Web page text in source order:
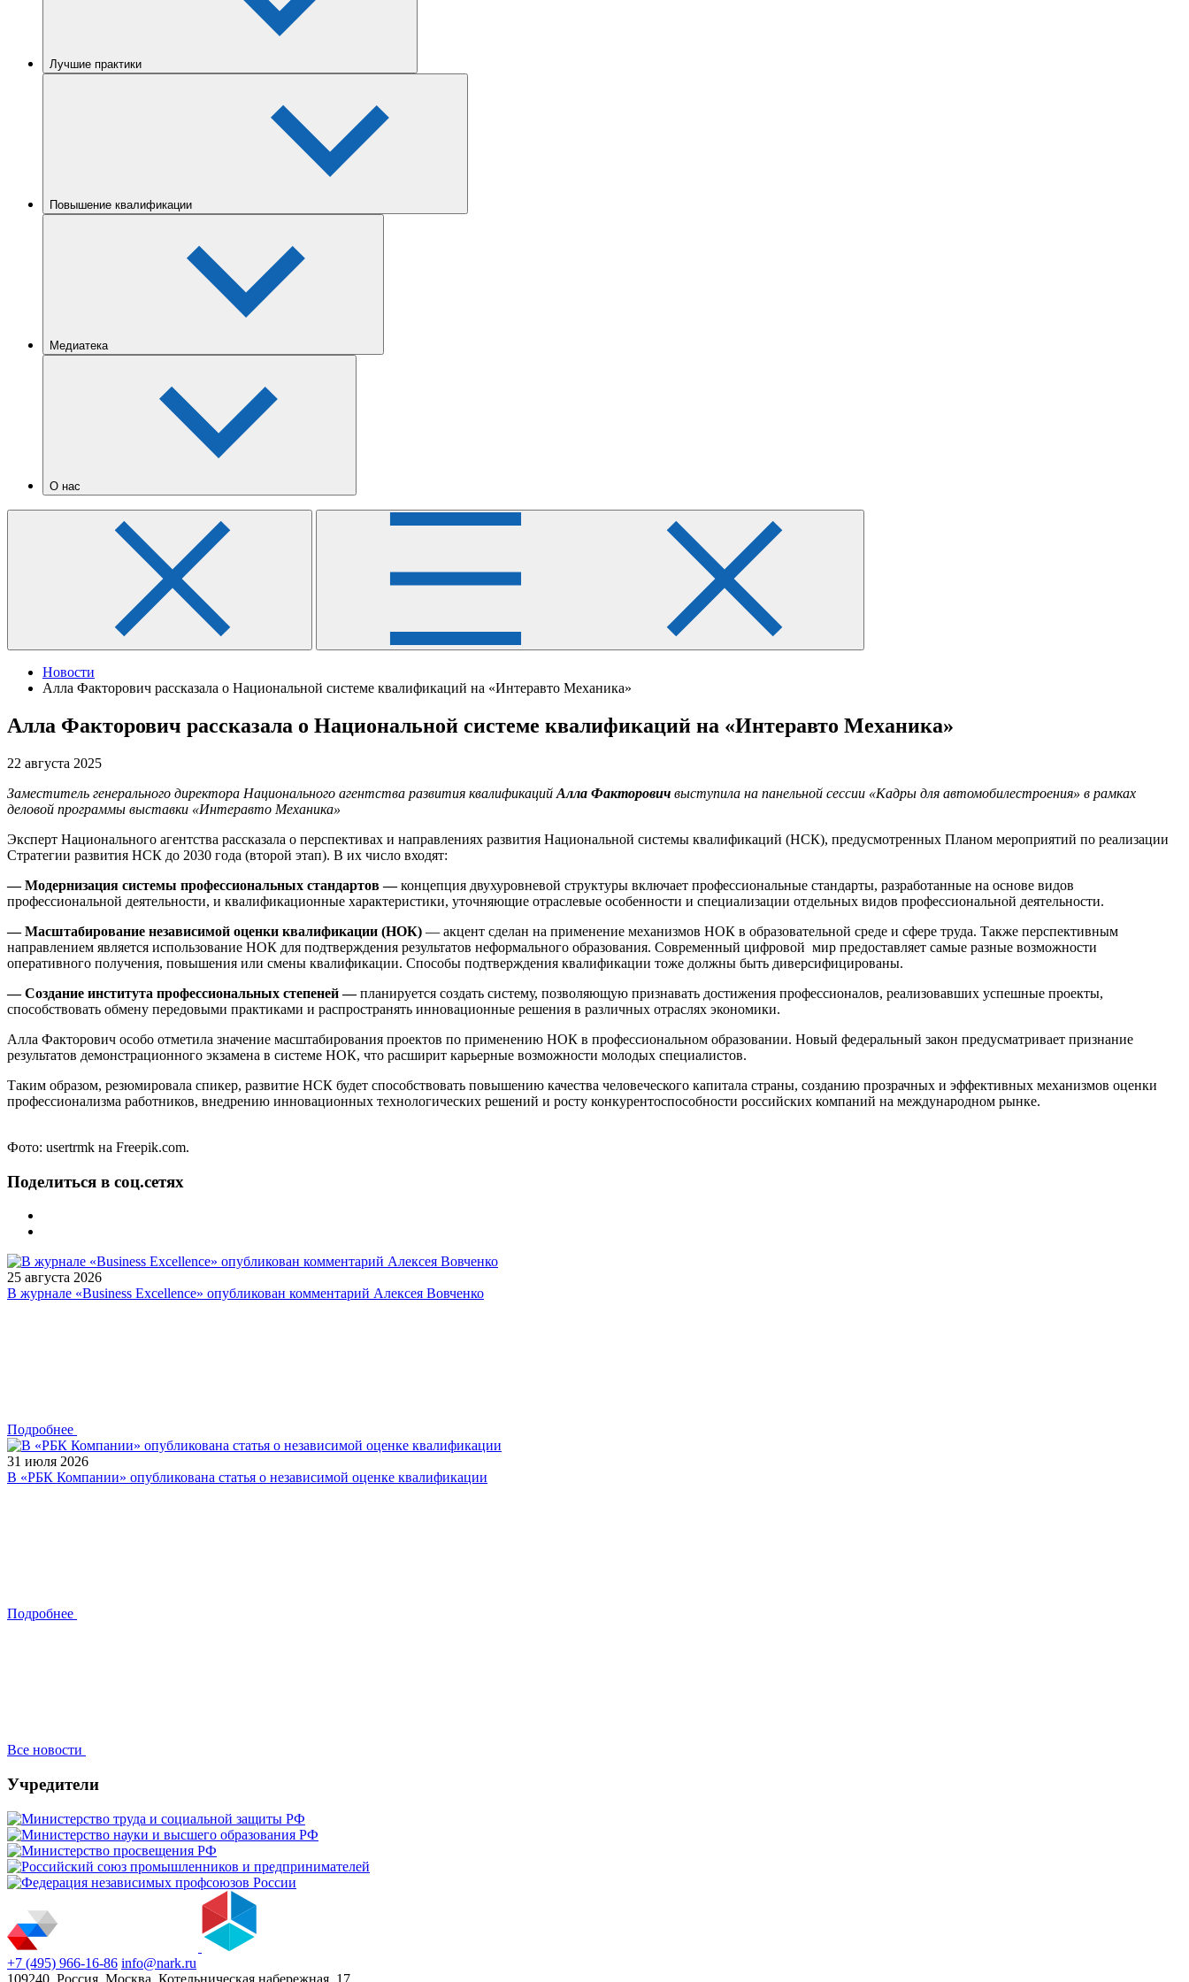
Лучшие практики
Повышение квалификации
Медиатека
О нас
Новости
Алла Факторович рассказала о Национальной системе квалификаций на «Интеравто Механика»
Алла Факторович рассказала о Национальной системе квалификаций на «Интеравто Механика»
22 августа 2025
Заместитель генерального директора Национального агентства развития квалификаций Алла Факторович выступила на панельной сессии «Кадры для автомобилестроения» в рамках
деловой программы выставки «Интеравто Механика»
Эксперт Национального агентства рассказала о перспективах и направлениях развития Национальной системы квалификаций (НСК), предусмотренных Планом мероприятий по реализации
Стратегии развития НСК до 2030 года (второй этап). В их число входят:
— Модернизация системы профессиональных стандартов —концепция двухуровневой структуры включает профессиональные стандарты, разработанные на основе видов
профессиональной деятельности, и квалификационные характеристики, уточняющие отраслевые особенности и специализации отдельных видов профессиональной деятельности.
— Масштабирование независимой оценки квалификации (НОК) — акцент сделан на применение механизмов НОК в образовательной среде и сфере труда. Также перспективным
направлением является использование НОК для подтверждения результатов неформального образования. Современный цифровой мир предоставляет самые разные возможности
оперативного получения, повышения или смены квалификации. Способы подтверждения квалификации тоже должны быть диверсифицированы.
— Создание института профессиональных степеней —планируется создать систему, позволяющую признавать достижения профессионалов, реализовавших успешные проекты,
способствовать обмену передовыми практиками и распространять инновационные решения в различных отраслях экономики.
Алла Факторович особо отметила значение масштабирования проектов по применению НОК в профессиональном образовании. Новый федеральный закон предусматривает признание
результатов демонстрационного экзамена в системе НОК, что расширит карьерные возможности молодых специалистов.
Таким образом, резюмировала спикер, развитие НСК будет способствовать повышению качества человеческого капитала страны, созданию прозрачных и эффективных механизмов оценки
профессионализма работников, внедрению инновационных технологических решений и росту конкурентоспособности российских компаний на международном рынке.
Фото: usertrmk на Freepik.com.
Поделиться в соц.сетях
25 августа 2026
В журнале «Business Excellence» опубликован комментарий Алексея Вовченко
Подробнее
31 июля 2026
В «РБК Компании» опубликована статья о независимой оценке квалификации
Подробнее
Все новости
Учредители
+7 (495) 966-16-86 info@nark.ru
109240, Россия, Москва, Котельническая набережная, 17